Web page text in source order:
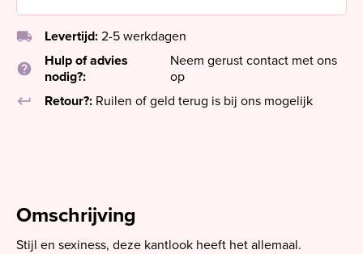
local_shipping Levertijd: 2-5 werkdagen
help
Hulp of advies
nodig?:
Neem gerust contact met ons
op
keyboard_return
Retour?: Ruilen of geld terug is bij ons mogelijk
Omschrijving
Stijl en sexiness, deze kantlook heeft het allemaal.